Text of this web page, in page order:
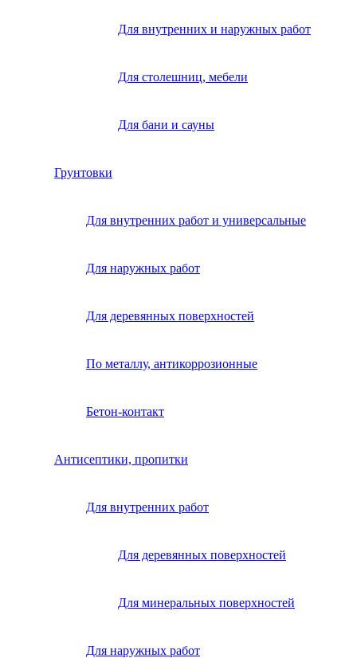
Для внутренних и наружных работ
Для столешниц, мебели
Для бани и сауны
Грунтовки
Для внутренних работ и универсальные
Для наружных работ
Для деревянных поверхностей
По металлу, антикоррозионные
Бетон-контакт
Антисептики, пропитки
Для внутренних работ
Для деревянных поверхностей
Для минеральных поверхностей
Для наружных работ